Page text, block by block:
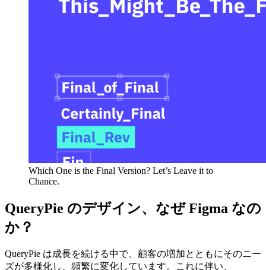
Which One is the Final Version? Let’s Leave it to
Chance.
QueryPie のデザイン、なぜ Figma なの
か？
QueryPie は成長を続ける中で、顧客の増加とともにそのニー
ズが多様化し、頻繁に変化しています。これに伴い、